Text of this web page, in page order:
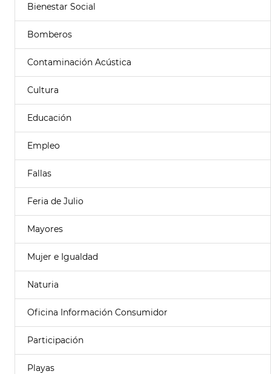
Bienestar Social
Bomberos
Contaminación Acústica
Cultura
Educación
Empleo
Fallas
Feria de Julio
Mayores
Mujer e Igualdad
Naturia
Oficina Información Consumidor
Participación
Playas